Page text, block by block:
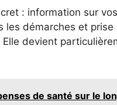
: information sur
les démarches et prise
devient
de santé sur le